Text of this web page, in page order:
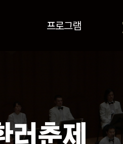
프로그램